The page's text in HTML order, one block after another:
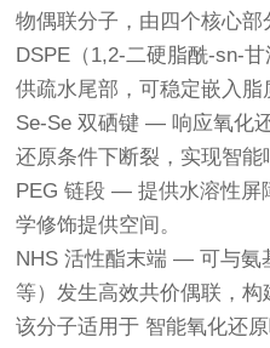
物偶联分子，由四个核心部
DSPE（1,2-二硬脂酰-sn-
供疏水尾部，可稳定嵌入脂
Se-Se 双硒键 — 响应氧化
还原条件下断裂，实现智能
PEG 链段 — 提供水溶性屏
学修饰提供空间。
NHS 活性酯末端 — 可与氨
等）发生高效共价偶联，构
该分子适用于 智能氧化还